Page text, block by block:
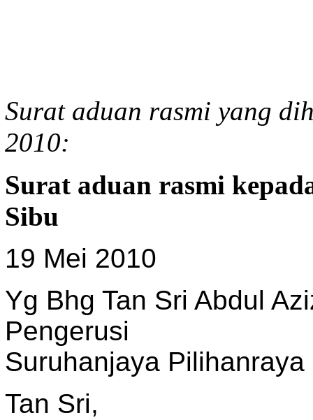
Surat aduan rasmi yang
2010:
Surat aduan rasmi
Sibu
19 Mei 2010
Yg Bhg Tan Sri Abdul
Pengerusi
Suruhanjaya
Tan Sri,